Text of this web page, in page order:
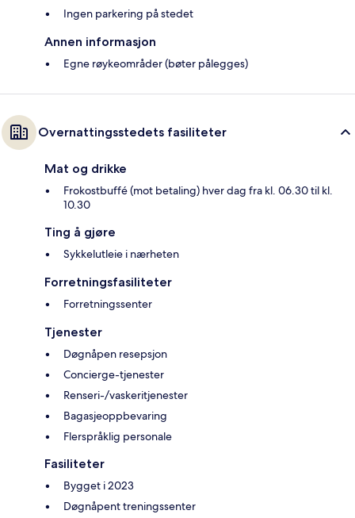
Ingen parkering på stedet
Annen informasjon
Egne røykeområder (bøter pålegges)
Overnattingsstedets fasiliteter
Mat og drikke
Frokostbuffé (mot betaling) hver dag fra kl. 06.30 til kl.
10.30
Ting å gjøre
Sykkelutleie i nærheten
Forretningsfasiliteter
Forretningssenter
Tjenester
Døgnåpen resepsjon
Concierge-tjenester
Renseri-/vaskeritjenester
Bagasjeoppbevaring
Flerspråklig personale
Fasiliteter
Bygget i 2023
Døgnåpent treningssenter